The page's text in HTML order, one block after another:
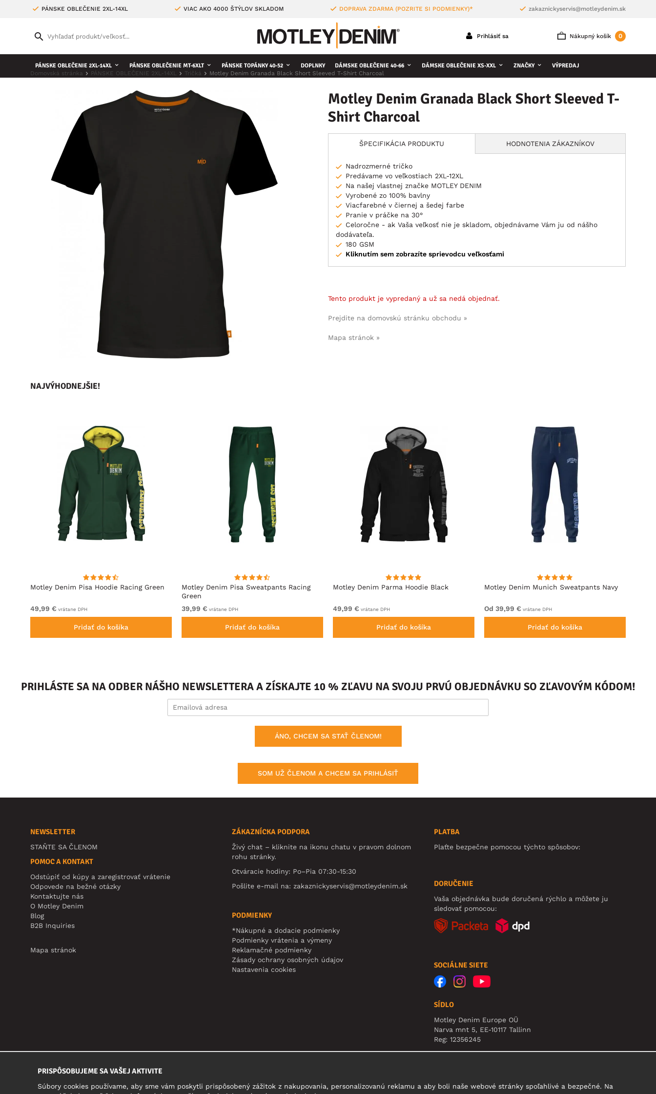
PÁNSKE OBLEČENIE 2XL-14XL VIAC AKO 4000 ŠTÝLOV SKLADOM DOPRAVA ZDARMA (POZRITE SI PODMIENKY)* zakaznickyservis@motleydenim.sk
Nákupný košík 0
Prihlásiť sa
PÁNSKE OBLEČENIE 2XL-14XL PÁNSKE OBLEČENIE MT-6XLT PÁNSKE TOPÁNKY 40-52 DOPLNKY DÁMSKE OBLEČENIE 40-66 DÁMSKE OBLEČENIE XS-XXL ZNAČKY VÝPREDAJ
Domovská stránka PÁNSKE OBLEČENIE 2XL-14XL Tričká Motley Denim Granada Black Short Sleeved T-Shirt Charcoal
Motley Denim Granada Black Short Sleeved T-
Shirt Charcoal
ŠPECIFIKÁCIA PRODUKTU HODNOTENIA ZÁKAZNÍKOV
Nadrozmerné tričko
Predávame vo veľkostiach 2XL-12XL
Na našej vlastnej značke MOTLEY DENIM
Vyrobené zo 100% bavlny
Viacfarebné v čiernej a šedej farbe
Pranie v práčke na 30°
Celoročne - ak Vaša veľkosť nie je skladom, objednávame Vám ju od nášho
dodávateľa.
180 GSM
Kliknutím sem zobrazíte sprievodcu veľkosťami
Tento produkt je vypredaný a už sa nedá objednať.
Prejdite na domovskú stránku obchodu »
Mapa stránok »
NAJVÝHODNEJŠIE!
Motley Denim Pisa Hoodie Racing Green
49,99 € vrátane DPH
Pridať do košíka
Motley Denim Pisa Sweatpants Racing
Green
39,99 € vrátane DPH
Pridať do košíka
Motley Denim Parma Hoodie Black
49,99 € vrátane DPH
Pridať do košíka
Motley Denim Munich Sweatpants Navy
Od 39,99 € vrátane DPH
Pridať do košíka
PRIHLÁSTE SA NA ODBER NÁŠHO NEWSLETTERA A ZÍSKAJTE 10 % ZĽAVU NA SVOJU PRVÚ OBJEDNÁVKU SO ZĽAVOVÝM KÓDOM!
ÁNO, CHCEM SA STAŤ ČLENOM!
SOM UŽ ČLENOM A CHCEM SA PRIHLÁSIŤ
NEWSLETTER
STAŇTE SA ČLENOM
POMOC A KONTAKT
Odstúpiť od kúpy a zaregistrovať vrátenie
Odpovede na bežné otázky
Kontaktujte nás
O Motley Denim
Blog
B2B Inquiries
Mapa stránok
ZÁKAZNÍCKA PODPORA
Živý chat – kliknite na ikonu chatu v pravom dolnom
rohu stránky.
Otváracie hodiny: Po–Pia 07:30-15:30
Pošlite e-mail na:zakaznickyservis@motleydenim.sk
PODMIENKY
*Nákupné a dodacie podmienky
Podmienky vrátenia a výmeny
Reklamačné podmienky
Zásady ochrany osobných údajov
Nastavenia cookies
PLATBA
Plaťte bezpečne pomocou týchto spôsobov:
DORUČENIE
Vaša objednávka bude doručená rýchlo a môžete ju
sledovať pomocou:
SOCIÁLNE SIETE
SÍDLO
Motley Denim Europe OÜ
Narva mnt 5, EE-10117 Tallinn
Reg: 12356245
Upozornenie: Na túto adresu **neposielajte vrátený
PRISPÔSOBUJEME SA VAŠEJ AKTIVITE
Súbory cookies používame, aby sme vám poskytli prispôsobený zážitok z nakupovania, personalizovanú reklamu a aby boli naše webové stránky spoľahlivé a bezpečné. Na